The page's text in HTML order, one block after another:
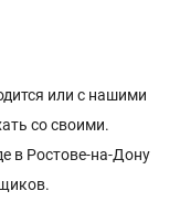
или с нашими
со своими.
в Ростове-на-Дону